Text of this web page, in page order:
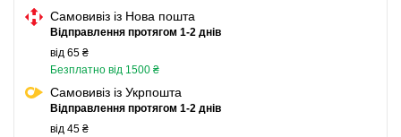
Самовивіз із Нова пошта
Відправлення протягом 1-2 днів
від 65 ₴
Безплатно від 1500 ₴
Самовивіз із Укрпошта
Відправлення протягом 1-2 днів
від 45 ₴